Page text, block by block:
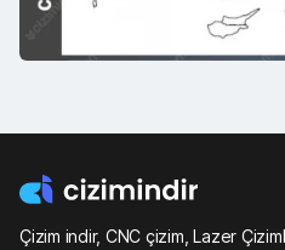
Çizim indir, CNC çizim, Lazer